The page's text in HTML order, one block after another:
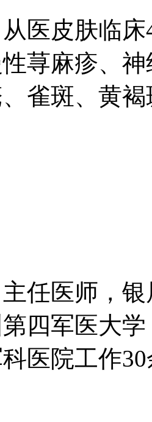
医皮肤临
荨麻疹、
雀斑、黄褐
任医师，
四军医大
医院工作